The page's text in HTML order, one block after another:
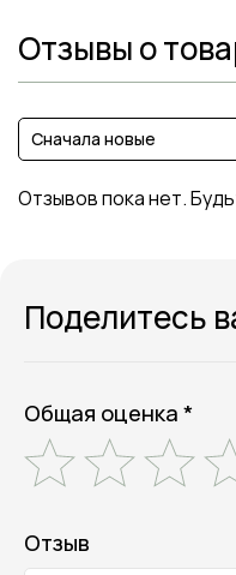
Отзывы о
Сначала новые
Отзывов пока нет.
Поделитесь
Общая оценка *
Отзыв